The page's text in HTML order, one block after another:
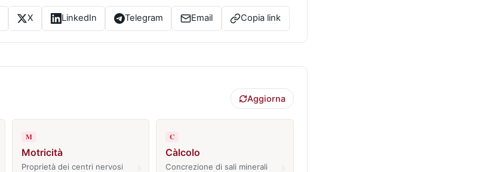
X LinkedIn Telegram Email Copia link
Aggiorna
M
Motricità
Proprietà dei centri nervosi
C
Càlcolo
Concrezione di sali minerali